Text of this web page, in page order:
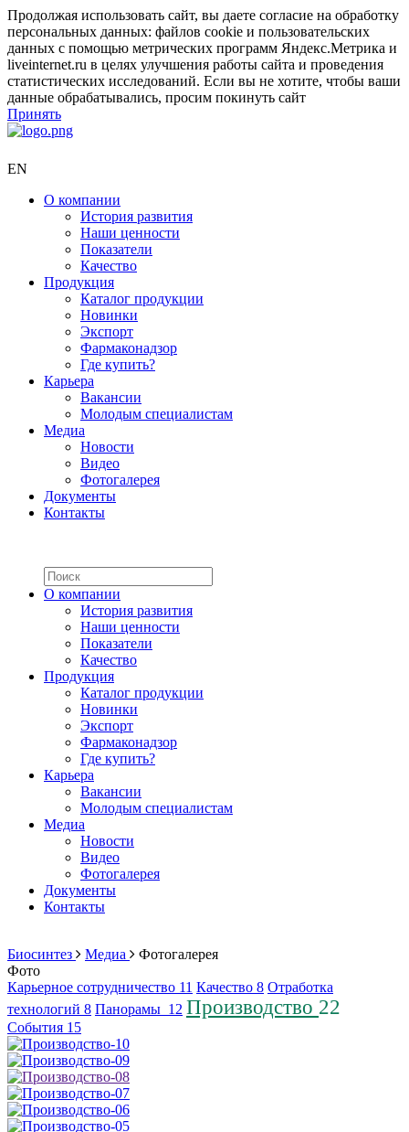
Продолжая использовать сайт, вы даете согласие на обработку
персональных данных: файлов cookie и пользовательских
данных с помощью метрических программ Яндекс.Метрика и
liveinternet.ru в целях улучшения работы сайта и проведения
статистических исследований. Если вы не хотите, чтобы ваши
данные обрабатывались, просим покинуть сайт
Принять
EN
О компании
История развития
Наши ценности
Показатели
Качество
Продукция
Каталог продукции
Новинки
Экспорт
Фармаконадзор
Где купить?
Карьера
Вакансии
Молодым специалистам
Медиа
Новости
Видео
Фотогалерея
Документы
Контакты
О компании
История развития
Наши ценности
Показатели
Качество
Продукция
Каталог продукции
Новинки
Экспорт
Фармаконадзор
Где купить?
Карьера
Вакансии
Молодым специалистам
Медиа
Новости
Видео
Фотогалерея
Документы
Контакты
Биосинтез Медиа
Фотогалерея
Фото
Карьерное сотрудничество 11 Качество 8 Отработка
технологий 8 Панорамы 12 Производство 22
События 15